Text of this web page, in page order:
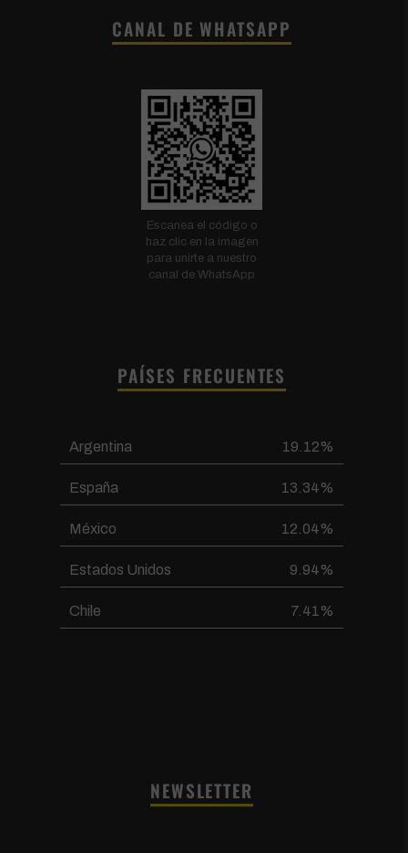
CANAL DE WHATSAPP
Escanea el código o
haz clic en la imagen
para unirte a nuestro
canal de WhatsApp
PAÍSES FRECUENTES
Argentina 19.12%
España 13.34%
México 12.04%
Estados Unidos 9.94%
Chile 7.41%
NEWSLETTER